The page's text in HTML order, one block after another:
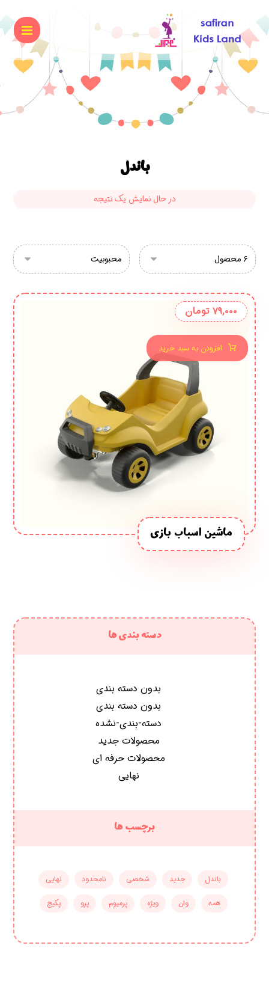
باندل
در حال نمایش یک نتیجه
ماشین اسباب بازی
۷۹,۰۰۰ تومان
افزودن به سبد خرید
دسته بندی ها
بدون دسته بندی
بدون دسته بندی
دسته-بندی-نشده
محصولات جدید
محصولات حرفه ای
نهایی
برچسب ها
باندل جدید شخصی نامحدود نهایی
همه وان ویژه پرمیوم پرو پکیج